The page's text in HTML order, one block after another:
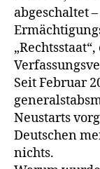
abgeschaltet
Seit Februar
Neustarts
Deutschen
nichts.